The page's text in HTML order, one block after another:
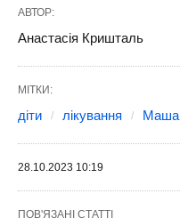
АВТОР:
Анастасія Кришталь
МІТКИ:
діти лікування Маша
28.10.2023 10:19
ПОВ'ЯЗАНІ СТАТТІ